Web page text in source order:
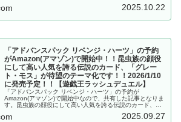
した性能ですね～。【遊戯王ラッシュデュエル】2025.10.22
「アドバンスパック リベンジ・ハーツ」の予約
がAmazon(アマゾン)で開始中！！昆虫族の顔役
にして高い人気を誇る伝説のカード、「グレー
ト・モス」が待望のテーマ化です！！2026/1/10
に発売予定！！【遊戯王ラッシュデュエル】
「アドバンスパック リベンジ・ハーツ」の予約が
Amazon(アマゾン)で開始中なので、共有した記事となりま
す。昆虫族の顔役にして高い人気を誇る伝説のカード、
に発売予定！！【遊戯王ラッシュデュエル】2025.09.27